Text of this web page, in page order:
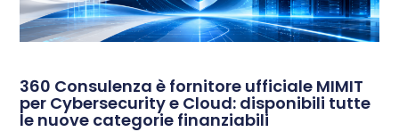
360 Consulenza è fornitore ufficiale MIMIT
per Cybersecurity e Cloud: disponibili tutte
le nuove categorie finanziabili